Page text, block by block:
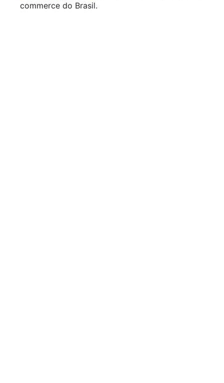
commerce do Brasil.